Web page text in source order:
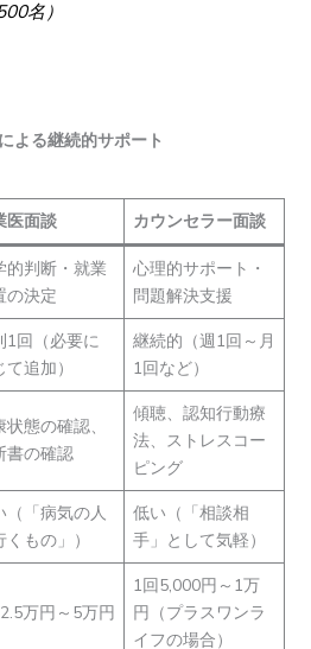
名）
よる継続的サポート
医面談 カウンセラー面談
的判断・就業
の決定
心理的サポート・
問題解決支援
1回（必要に
追加）
継続的（週1回～月
1回など）
状態の確認、
書の確認
傾聴、認知行動療
法、ストレスコー
ピング
（「病気の人
もの」）
低い（「相談相
手」として気軽）
万円～5万円
1回5,000円～1万
円（プラスワンラ
イフの場合）